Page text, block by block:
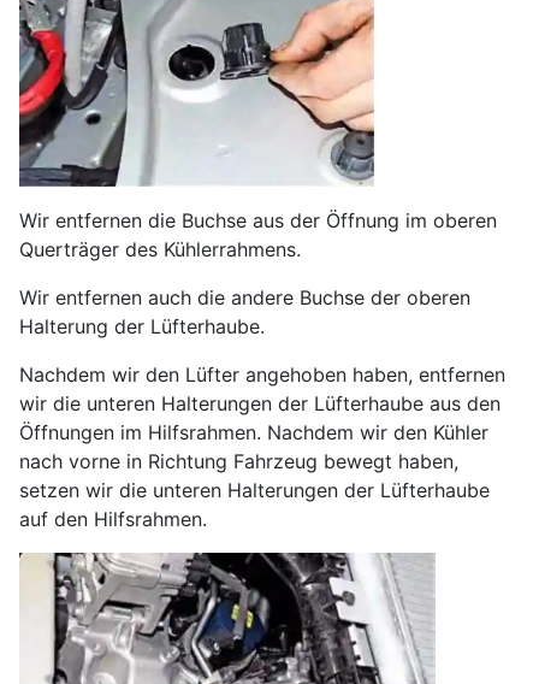
Wir entfernen die Buchse aus der Öffnung im oberen
Querträger des Kühlerrahmens.
Wir entfernen auch die andere Buchse der oberen
Halterung der Lüfterhaube.
Nachdem wir den Lüfter angehoben haben, entfernen
wir die unteren Halterungen der Lüfterhaube aus den
Öffnungen im Hilfsrahmen. Nachdem wir den Kühler
nach vorne in Richtung Fahrzeug bewegt haben,
setzen wir die unteren Halterungen der Lüfterhaube
auf den Hilfsrahmen.